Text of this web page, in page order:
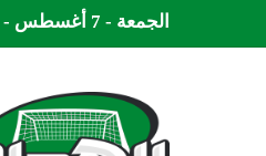
الجمعة - 7 أغسطس - 2026 / 8:57 صباحًا